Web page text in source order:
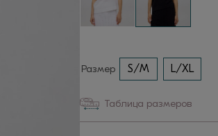
Размер S/M L/XL
Таблица размеров